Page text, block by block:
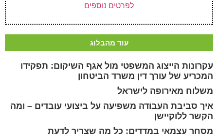
לפרטים נוספים
עוד מהבלוג
עקרונות הייצוג המשפטי מול אגף השיקום: תפקידו
המכריע של עורך דין משרד הביטחון
משלוח מאירופה לישראל
איך סביבת העבודה משפיעה על ביצועי עובדים – ומה
הקשר ללוקיישן
מסחר עצמאי במדדים: כל מה שצריך לדעת